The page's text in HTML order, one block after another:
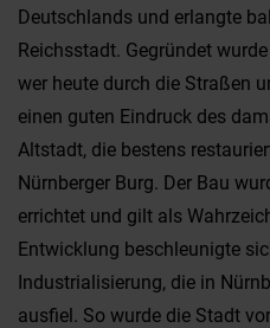
Deutschlands und erlangte
Reichsstadt. Gegründet
wer heute durch die Straßen
einen guten Eindruck des
Altstadt, die bestens
Nürnberger Burg. Der Bau
errichtet und gilt als
Entwicklung beschleunigte
Industrialisierung, die in
ausfiel. So wurde die Stadt